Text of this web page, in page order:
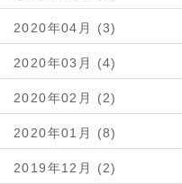
2020年04月 (3)
2020年03月 (4)
2020年02月 (2)
2020年01月 (8)
2019年12月 (2)